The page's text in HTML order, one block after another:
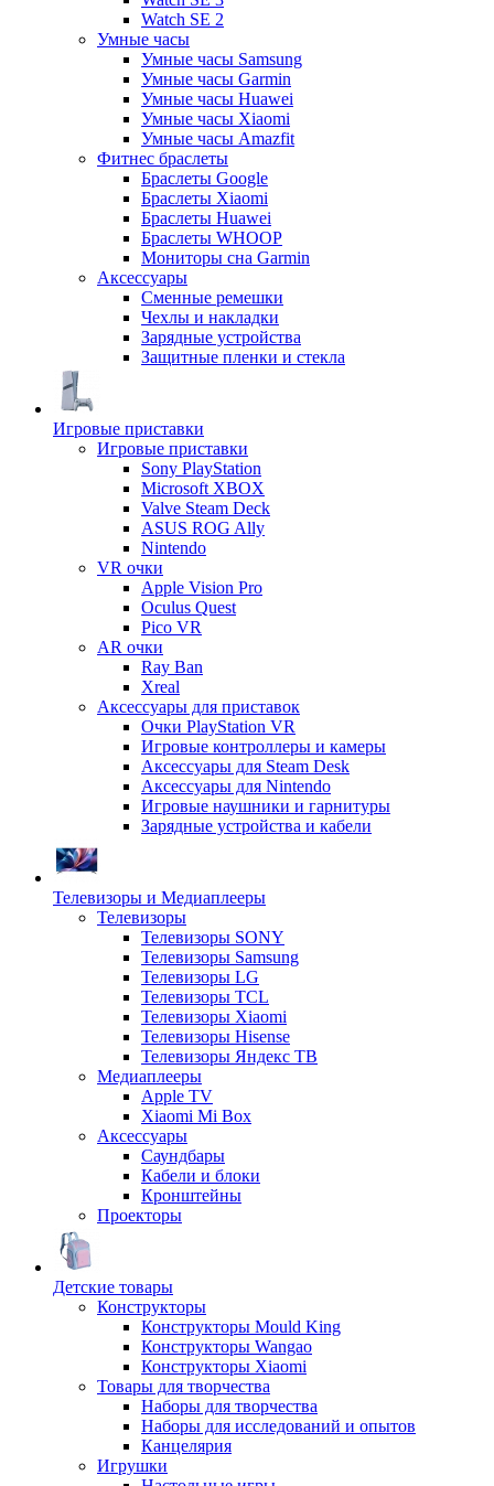
Watch SE 2
Умные часы
Умные часы Samsung
Умные часы Garmin
Умные часы Huawei
Умные часы Xiaomi
Умные часы Amazfit
Фитнес браслеты
Браслеты Google
Браслеты Xiaomi
Браслеты Huawei
Браслеты WHOOP
Мониторы сна Garmin
Аксессуары
Сменные ремешки
Чехлы и накладки
Зарядные устройства
Защитные пленки и стекла
Игровые приставки
Игровые приставки
Sony PlayStation
Microsoft XBOX
Valve Steam Deck
ASUS ROG Ally
Nintendo
VR очки
Apple Vision Pro
Oculus Quest
Pico VR
AR очки
Ray Ban
Xreal
Аксессуары для приставок
Очки PlayStation VR
Игровые контроллеры и камеры
Аксессуары для Steam Desk
Аксессуары для Nintendo
Игровые наушники и гарнитуры
Зарядные устройства и кабели
Телевизоры и Медиаплееры
Телевизоры
Телевизоры SONY
Телевизоры Samsung
Телевизоры LG
Телевизоры TCL
Телевизоры Xiaomi
Телевизоры Hisense
Телевизоры Яндекс ТВ
Медиаплееры
Apple TV
Xiaomi Mi Box
Аксессуары
Саундбары
Кабели и блоки
Кронштейны
Проекторы
Детские товары
Конструкторы
Конструкторы Mould King
Конструкторы Wangao
Конструкторы Xiaomi
Товары для творчества
Наборы для творчества
Наборы для исследований и опытов
Канцелярия
Игрушки